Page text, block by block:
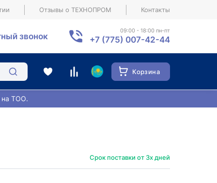
Отзывы о ТЕХНОПРОМ Контакты
звонок
09:00 - 18:00 пн-пт
+7 (775) 007-42-44
Корзина
на ТОО.
Срок поставки от 3х дней